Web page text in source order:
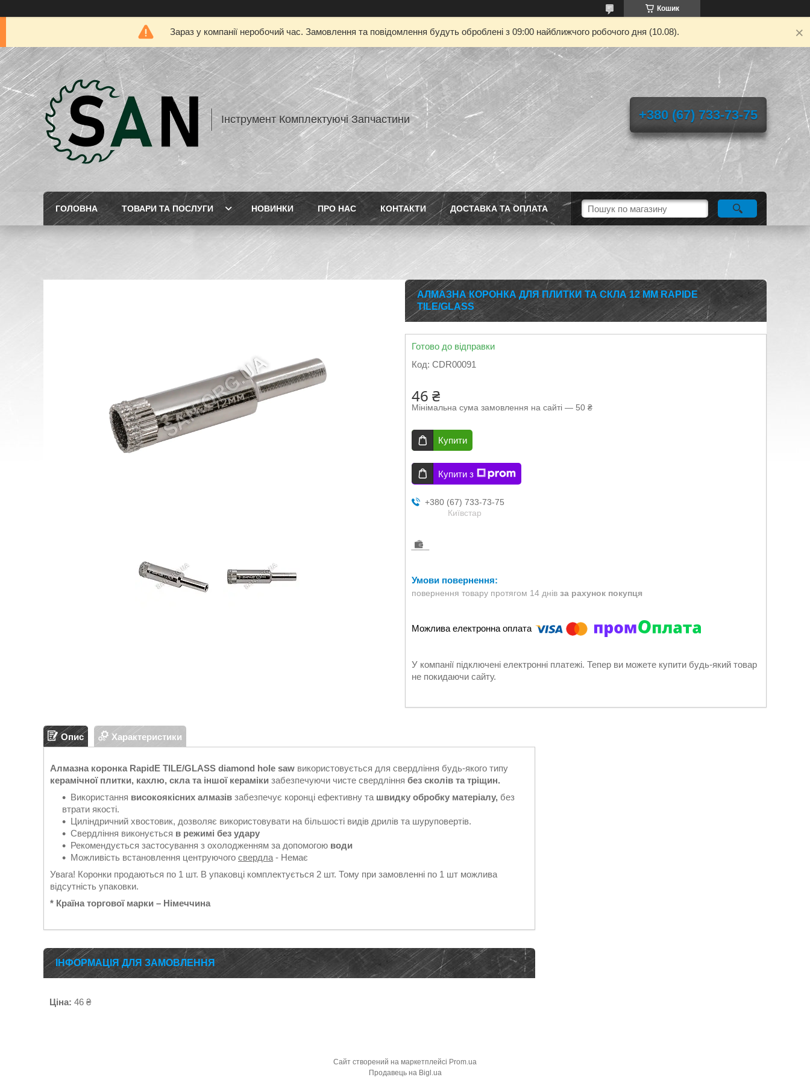
Кошик
Зараз у компанії неробочий час. Замовлення та повідомлення будуть оброблені з 09:00 найближчого робочого дня (10.08).
Інструмент Комплектуючі Запчастини +380 (67) 733-73-75
ГОЛОВНА ТОВАРИ ТА ПОСЛУГИ НОВИНКИ ПРО НАС КОНТАКТИ ДОСТАВКА ТА ОПЛАТА
АЛМАЗНА КОРОНКА ДЛЯ ПЛИТКИ ТА СКЛА 12 ММ RAPIDE
TILE/GLASS
Готово до відправки
Код: CDR00091
46 ₴
Мінімальна сума замовлення на сайті — 50 ₴
Купити
Купити з
+380 (67) 733-73-75
Київстар
повернення товару протягом 14 днів за рахунок покупця
У компанії підключені електронні платежі. Тепер ви можете купити будь-який товар
не покидаючи сайту.
Опис Характеристики
Алмазна коронка RapidE TILE/GLASS diamond hole saw використовується для свердління будь-якого типу
керамічної плитки, кахлю, скла та іншої кераміки забезпечуючи чисте свердління без сколів та тріщин.
Використання високоякісних алмазів забезпечує коронці ефективну та швидку обробку матеріалу, без
втрати якості.
Циліндричний хвостовик, дозволяє використовувати на більшості видів дрилів та шуруповертів.
Свердління виконується в режимі без удару
Рекомендується застосування з охолодженням за допомогою води
Можливість встановлення центруючого свердла - Немає
Увага! Коронки продаються по 1 шт. В упаковці комплектується 2 шт. Тому при замовленні по 1 шт можлива
відсутність упаковки.
* Країна торгової марки – Німеччина
ІНФОРМАЦІЯ ДЛЯ ЗАМОВЛЕННЯ
Ціна: 46 ₴
Сайт створений на маркетплейсі Prom.ua
Продавець на Bigl.ua